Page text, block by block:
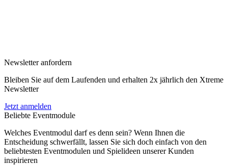
Newsletter anfordern
Bleiben Sie auf dem Laufenden und erhalten 2x jährlich den Xtreme
Newsletter
Jetzt anmelden
Beliebte Eventmodule
Welches Eventmodul darf es denn sein? Wenn Ihnen die
Entscheidung schwerfällt, lassen Sie sich doch einfach von den
beliebtesten Eventmodulen und Spielideen unserer Kunden
inspirieren